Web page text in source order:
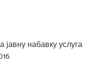
набавку услуга